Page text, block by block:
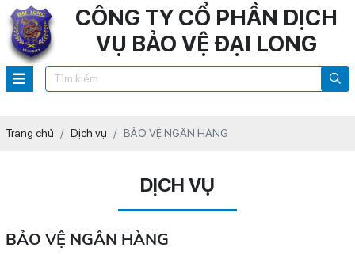
CÔNG TY CỔ PHẦN DỊCH
VỤ BẢO VỆ ĐẠI LONG
Trang chủ Dịch vụ BẢO VỆ NGÂN HÀNG
DỊCH VỤ
BẢO VỆ NGÂN HÀNG